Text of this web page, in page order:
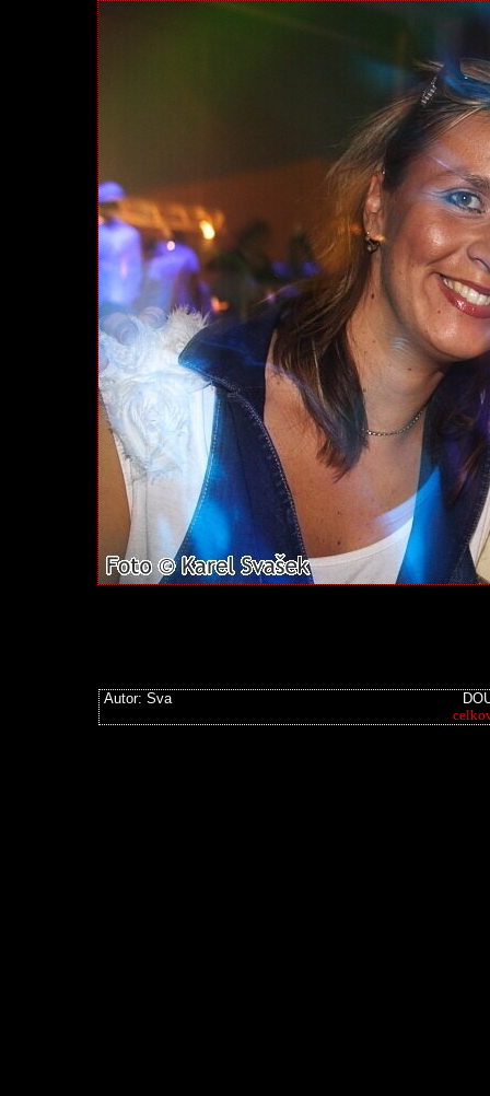
Autor: Sva